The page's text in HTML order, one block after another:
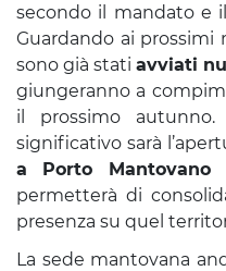
secondo il mandato e
Guardando ai
sono già stati avviati
giungeranno a
il prossimo
significativo sarà
a Porto Mantovano
permetterà di
presenza su quel
La sede mantovana